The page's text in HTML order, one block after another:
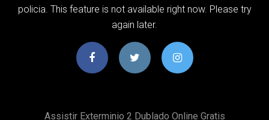
policia. This feature is not available right now. Please try
again later.
Assistir Exterminio 2 Dublado Online Gratis